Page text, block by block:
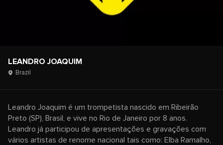
LEANDRO JOAQUIM
Brazil
Leandro Joaquim é um trompetista nascido em Ribeirão
Preto (SP), Brasil, e vive no Rio de Janeiro por 8 anos.
Leandro já participou de apresentações e gravações com
vários artistas de renome nacional tais como: Elba Ramalho,